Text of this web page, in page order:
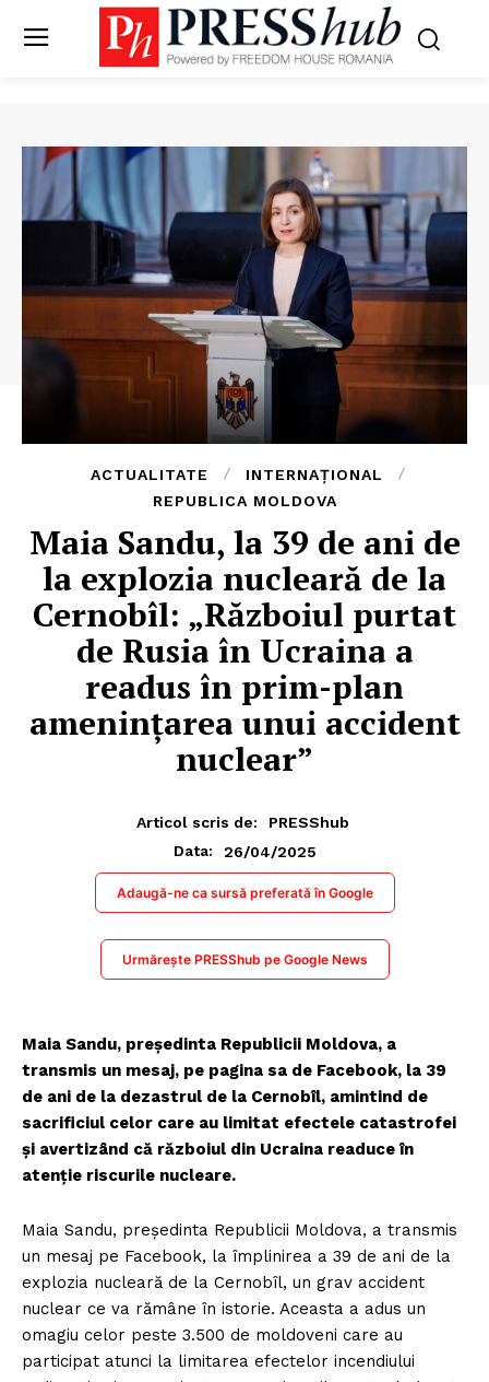
ACTUALITATE
INTERNAȚIONAL
REPUBLICA MOLDOVA
Maia Sandu, la 39 de ani de
la explozia nucleară de la
Cernobîl: „Războiul purtat
de Rusia în Ucraina a
readus în prim-plan
amenințarea unui accident
nuclear”
Articol scris de:
PRESShub
Data:
26/04/2025
Adaugă-ne ca sursă preferată în Google
Urmărește PRESShub pe Google News
Maia Sandu, președinta Republicii Moldova, a
transmis un mesaj, pe pagina sa de Facebook, la 39
de ani de la dezastrul de la Cernobîl, amintind de
sacrificiul celor care au limitat efectele catastrofei
și avertizând că războiul din Ucraina readuce în
atenție riscurile nucleare.
Maia Sandu, președinta Republicii Moldova, a transmis
un mesaj pe Facebook, la împlinirea a 39 de ani de la
explozia nucleară de la Cernobîl, un grav accident
nuclear ce va rămâne în istorie. Aceasta a adus un
omagiu celor peste 3.500 de moldoveni care au
participat atunci la limitarea efectelor incendiului